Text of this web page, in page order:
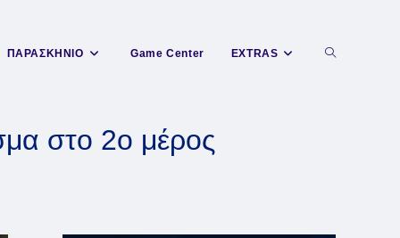
ΠΑΡΑΣΚΗΝΙΟ Game Center EXTRAS Toggle
στο 2ο μέρος